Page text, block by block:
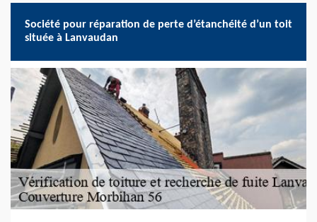
Société pour réparation de perte d’étanchéité d’un toit
située à Lanvaudan